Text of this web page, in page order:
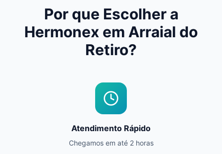
Por que Escolher a
Hermonex em Arraial do
Retiro?
Atendimento Rápido
Chegamos em até 2 horas